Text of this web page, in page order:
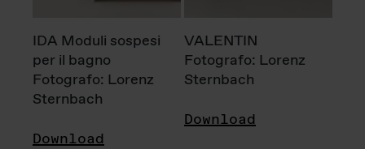
IDA Moduli sospesi
per il bagno
Fotografo: Lorenz
Sternbach
Download
VALENTIN
Fotografo: Lorenz
Sternbach
Download